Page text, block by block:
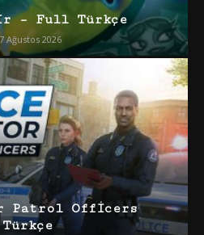
– Full Türkçe
7 Ağustos 2026
Patrol Officers